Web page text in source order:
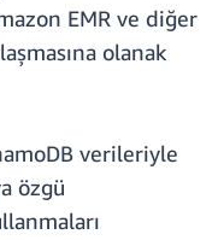
EMR ve diğer
olanak
verileriyle
özgü